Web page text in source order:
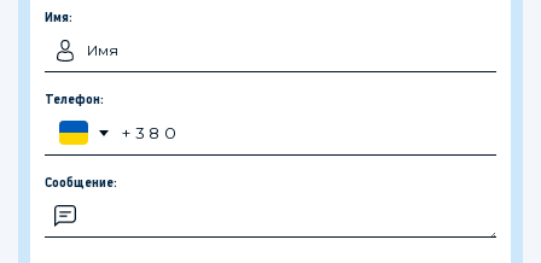
Имя:
Телефон:
Сообщение: